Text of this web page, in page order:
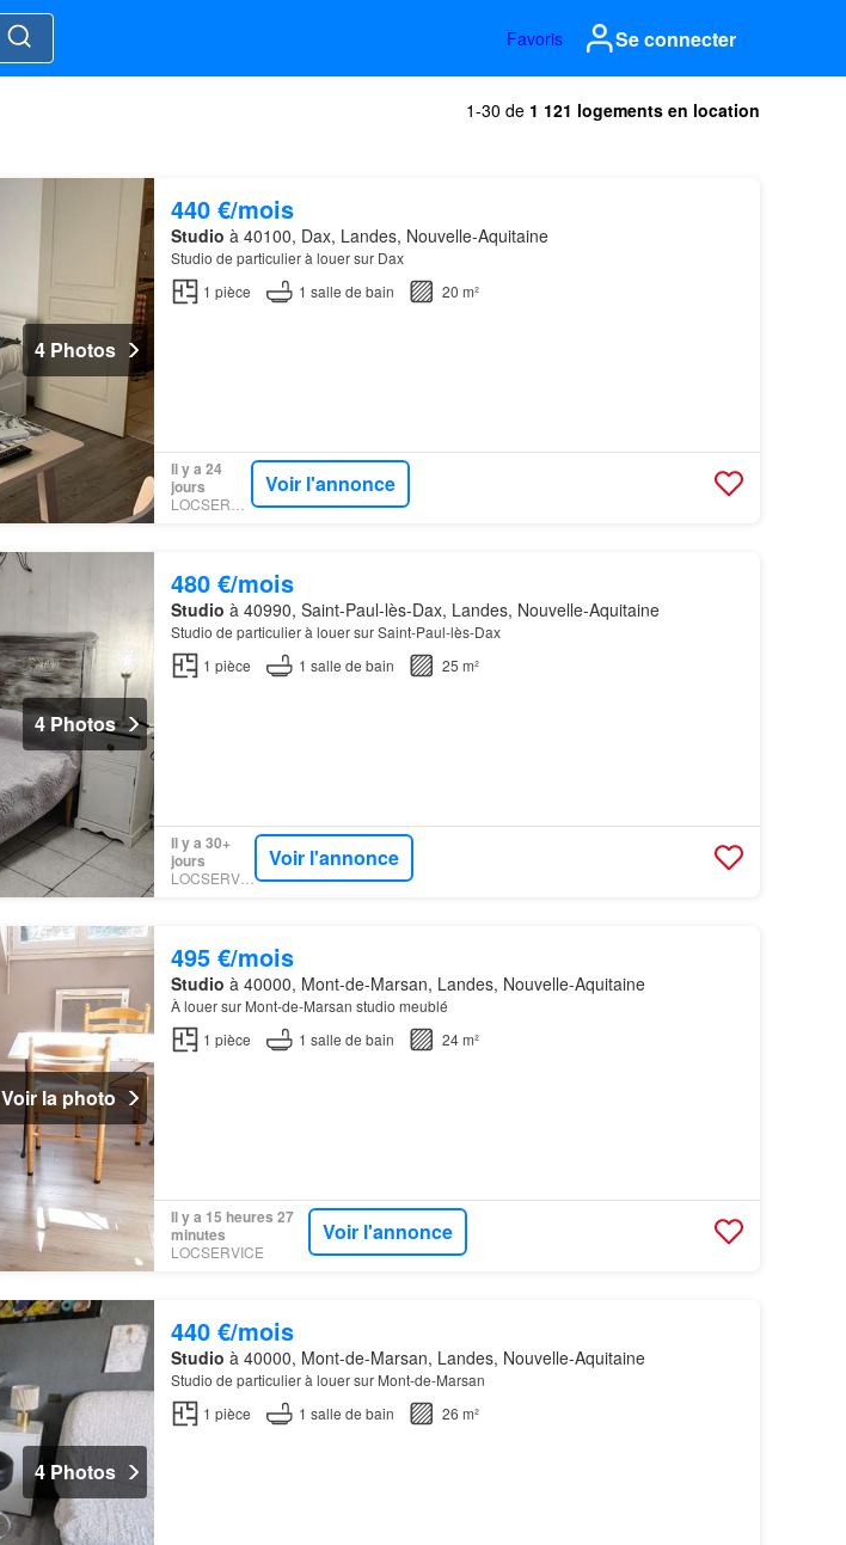
Favoris Se connecter
1-30 de 1 121 logements en location
4 Photos
440 €/mois
Studio à 40100, Dax, Landes, Nouvelle-Aquitaine
Studio de particulier à louer sur Dax
1 pièce 1 salle de bain 20 m²
Il y a 24
jours
LOCSERVICE
Voir l'annonce
4 Photos
480 €/mois
Studio à 40990, Saint-Paul-lès-Dax, Landes, Nouvelle-Aquitaine
Studio de particulier à louer sur Saint-Paul-lès-Dax
1 pièce 1 salle de bain 25 m²
Il y a 30+
jours
LOCSERVICE
Voir l'annonce
Voir la photo
495 €/mois
Studio à 40000, Mont-de-Marsan, Landes, Nouvelle-Aquitaine
À louer sur Mont-de-Marsan studio meublé
1 pièce 1 salle de bain 24 m²
Il y a 15 heures 27
minutes
LOCSERVICE
Voir l'annonce
4 Photos
440 €/mois
Studio à 40000, Mont-de-Marsan, Landes, Nouvelle-Aquitaine
Studio de particulier à louer sur Mont-de-Marsan
1 pièce 1 salle de bain 26 m²